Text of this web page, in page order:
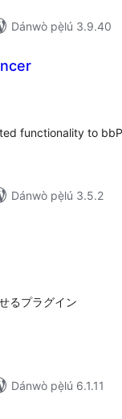
Dánwò pẹ̀lú 3.9.40
functionality to
Dánwò pẹ̀lú 3.5.2
るプラグイン
Dánwò pẹ̀lú 6.1.11